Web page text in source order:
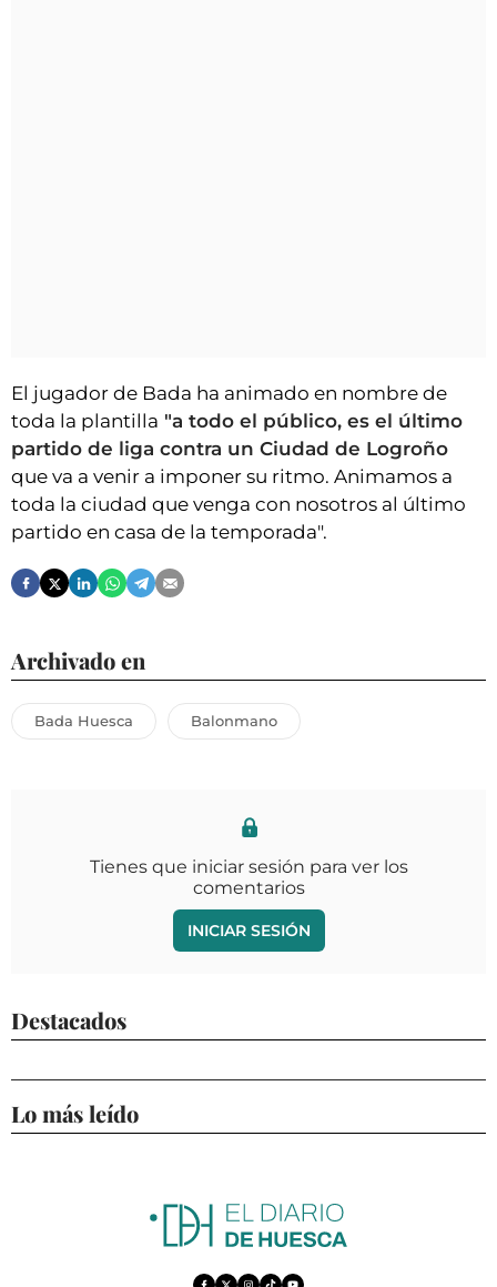
El jugador de Bada ha animado en nombre de
toda la plantilla "a todo el público, es el último
partido de liga contra un Ciudad de Logroño
que va a venir a imponer su ritmo. Animamos a
toda la ciudad que venga con nosotros al último
partido en casa de la temporada".
Archivado en
Bada Huesca Balonmano
Tienes que iniciar sesión para ver los
comentarios
INICIAR SESIÓN
Destacados
Lo más leído